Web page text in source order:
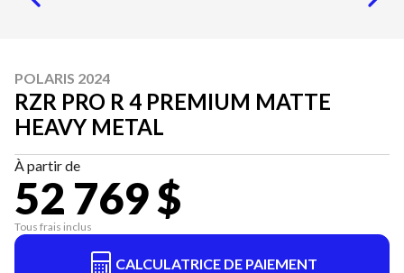
POLARIS 2024
RZR PRO R 4 PREMIUM MATTE
HEAVY METAL
À partir de
52 769 $
Tous frais inclus
CALCULATRICE DE PAIEMENT